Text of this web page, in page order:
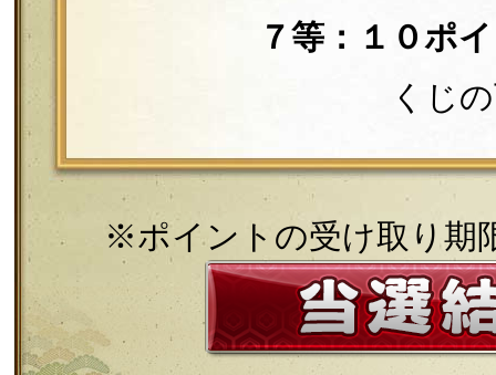
７等：１０ポ
くじ
※ポイントの受け取り期